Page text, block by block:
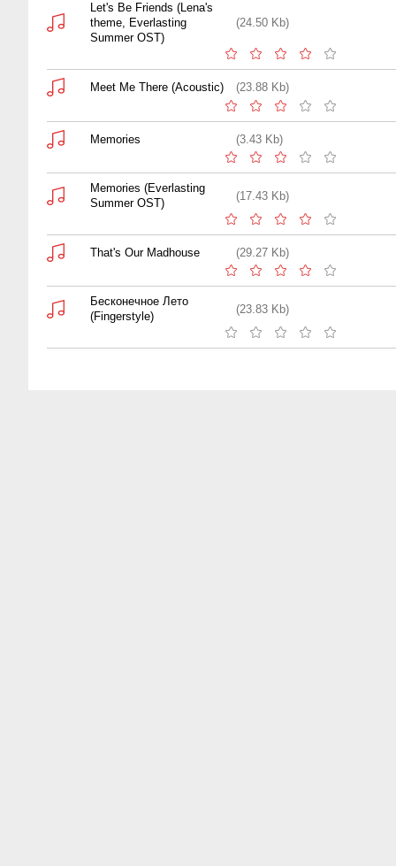
Let's Be Friends (Lena's
theme, Everlasting
Summer OST)
(24.50 Kb)
Meet Me There (Acoustic) (23.88 Kb)
Memories (3.43 Kb)
Memories (Everlasting
Summer OST)
(17.43 Kb)
That's Our Madhouse (29.27 Kb)
Бесконечное Лето
(Fingerstyle)
(23.83 Kb)